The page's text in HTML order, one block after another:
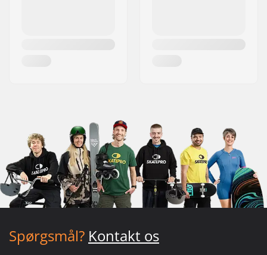
Spørgsmål? Kontakt os